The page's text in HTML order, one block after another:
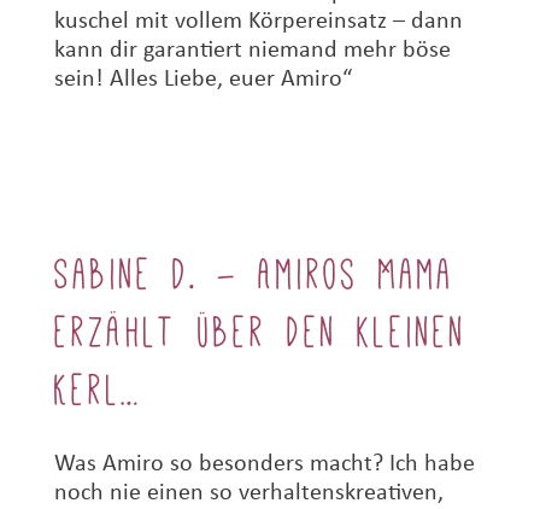
kuschel mit vollem Körpereinsatz – dann
kann dir garantiert niemand mehr böse
sein! Alles Liebe, euer Amiro“
Sabine D. – Amiros Mama
erzählt über den kleinen
Kerl…
Was Amiro so besonders macht? Ich habe
noch nie einen so verhaltenskreativen,